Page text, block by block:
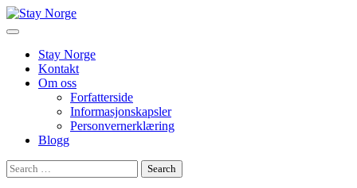
Skip
to
Stay Norge
Kontakt
Om oss
Forfatterside
Informasjonskapsler
Personvernerklæring
Blogg
Search
for: